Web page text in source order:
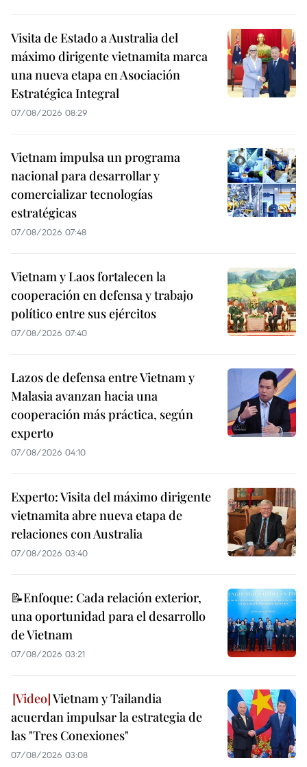
Visita de Estado a Australia del
máximo dirigente vietnamita marca
una nueva etapa en Asociación
Estratégica Integral
07/08/2026 08:29
Vietnam impulsa un programa
nacional para desarrollar y
comercializar tecnologías
estratégicas
07/08/2026 07:48
Vietnam y Laos fortalecen la
cooperación en defensa y trabajo
político entre sus ejércitos
07/08/2026 07:40
Lazos de defensa entre Vietnam y
Malasia avanzan hacia una
cooperación más práctica, según
experto
07/08/2026 04:10
Experto: Visita del máximo dirigente
vietnamita abre nueva etapa de
relaciones con Australia
07/08/2026 03:40
📝Enfoque: Cada relación exterior,
una oportunidad para el desarrollo
de Vietnam
07/08/2026 03:21
Vietnam y Tailandia
acuerdan impulsar la estrategia de
las "Tres Conexiones"
07/08/2026 03:08